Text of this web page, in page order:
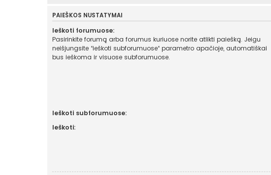
PAIEŠKOS NUSTATYMAI
Ieškoti forumuose:
Pasirinkite forumą arba forumus kuriuose norite atlikti paiešką. Jeigu
neišjungsite “ieškoti subforumuose“ parametro apačioje, automatiškai
bus ieškoma ir visuose subforumuose.
Ieškoti subforumuose:
Ieškoti: